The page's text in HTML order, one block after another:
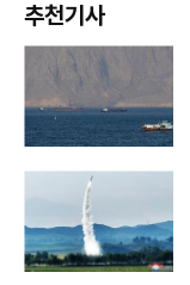
추천기사